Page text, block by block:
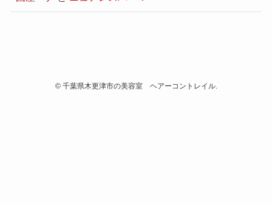
©千葉県木更津市の美容室 ヘアーコントレイル.